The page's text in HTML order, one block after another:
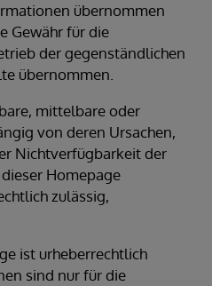
übernommen
Gewähr für die
der gegenständlichen
übernommen.
mittelbare oder
von deren Ursachen,
Nichtverfügbarkeit der
Homepage
zulässig,
ist urheberrechtlich
sind nur für die